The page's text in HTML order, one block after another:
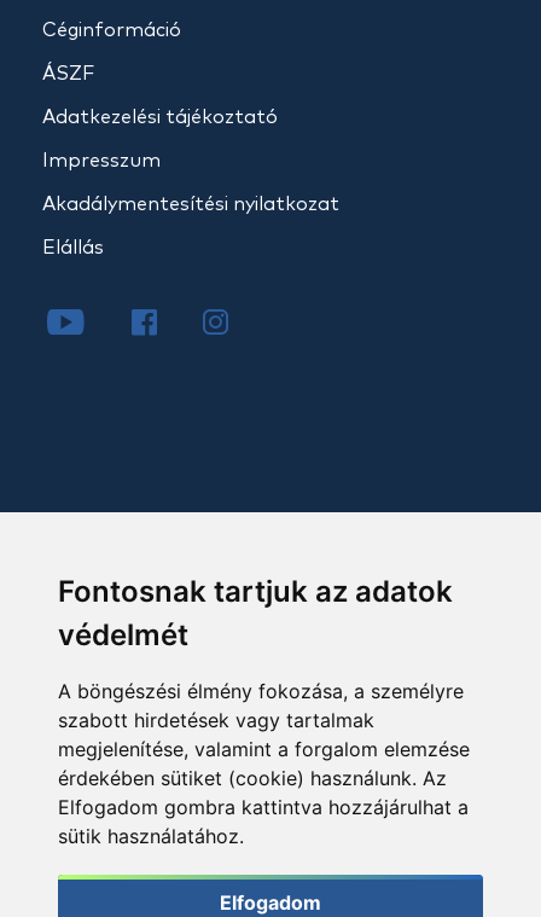
Fontosnak tartjuk az adatok
védelmét
A böngészési élmény fokozása, a személyre
szabott hirdetések vagy tartalmak
megjelenítése, valamint a forgalom elemzése
érdekében sütiket (cookie) használunk. Az
Elfogadom gombra kattintva hozzájárulhat a
sütik használatához.
Elfogadom
Céginformáció
ÁSZF
Adatkezelési tájékoztató
Impresszum
Akadálymentesítési nyilatkozat
Elállás